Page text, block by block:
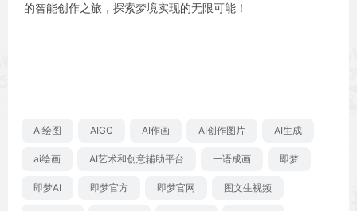
的智能创作之旅，探索梦境实现的无限可能！
AI绘图 AIGC AI作画 AI创作图片 AI生成
ai绘画 AI艺术和创意辅助平台 一语成画 即梦
即梦AI 即梦官方 即梦官网 图文生视频